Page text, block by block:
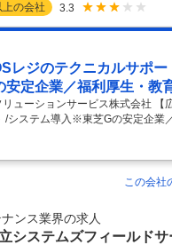
上の会社 3.3
レジのテクニカルサポー
安定企業／福利厚生・教
ューションサービス株式会社 【
/システム導入※東芝Gの安定企業
】 【広島】POSレジのテクニカ
企業／福利厚生・教育体制充実
実の福利厚生/住宅補助あり/教育
上/POSレジ業界シェアNo1★ ≪
入から保守・運用まで全国120拠点
お客様の店舗・オフィスを支え続
この会社
ンス業界の求人
システムズフィールドサ